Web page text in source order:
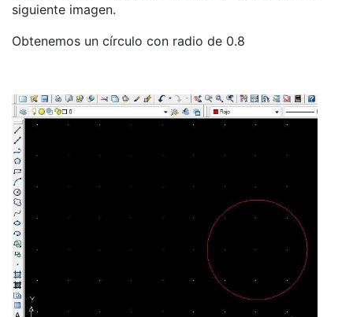
siguiente imagen.
Obtenemos un círculo con radio de 0.8